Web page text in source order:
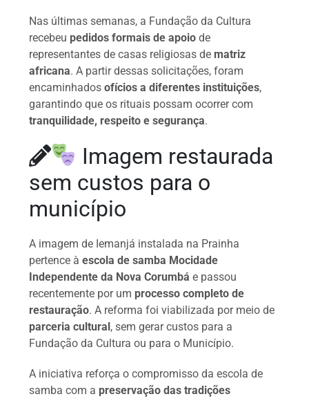
Nas últimas semanas, a Fundação da Cultura
recebeu pedidos formais de apoio de
representantes de casas religiosas de matriz
africana. A partir dessas solicitações, foram
encaminhadosofícios a diferentes instituições,
garantindo que os rituais possam ocorrer com
tranquilidade, respeito e segurança.
Imagem restaurada
sem custos para o
município
A imagem de Iemanjá instalada na Prainha
pertence àescola de samba Mocidade
Independente da Nova Corumbá e passou
recentemente por um processo completo de
restauração. A reforma foi viabilizada por meio de
parceria cultural, sem gerar custos para a
Fundação da Cultura ou para o Município.
A iniciativa reforça o compromisso da escola de
samba com a preservação das tradições